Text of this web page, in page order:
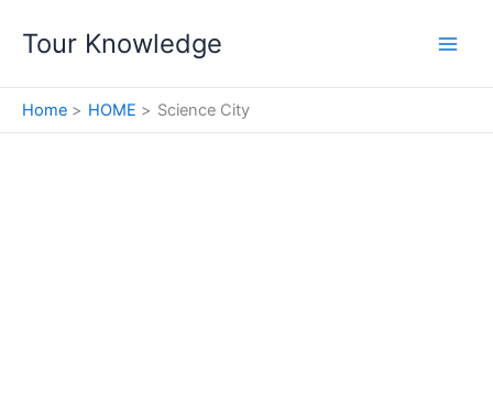
Tour Knowledge
Home HOME Science City